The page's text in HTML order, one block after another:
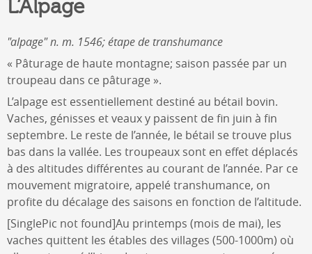
L’Alpage
"alpage" n. m. 1546; étape de transhumance
« Pâturage de haute montagne; saison passée par un
troupeau dans ce pâturage ».
L’alpage est essentiellement destiné au bétail bovin.
Vaches, génisses et veaux y paissent de fin juin à fin
septembre. Le reste de l’année, le bétail se trouve plus
bas dans la vallée. Les troupeaux sont en effet déplacés
à des altitudes différentes au courant de l’année. Par ce
mouvement migratoire, appelé transhumance, on
profite du décalage des saisons en fonction de l’altitude.
[SinglePic not found]Au printemps (mois de mai), les
vaches quittent les étables des villages (500-1000m) où